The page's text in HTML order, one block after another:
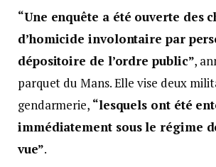
“Une enquête a été ouverte des
d’homicide involontaire par
dépositoire de l’ordre public”,
parquet du Mans. Elle vise deux
gendarmerie, “lesquels ont été
immédiatement sous le régime
vue”.